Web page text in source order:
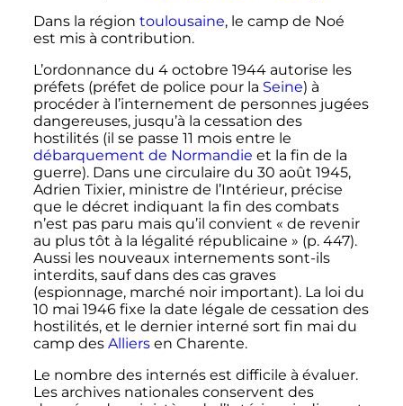
Dans la région toulousaine, le camp de Noé
est mis à contribution.
L’ordonnance du 4 octobre 1944 autorise les
préfets (préfet de police pour la Seine) à
procéder à l’internement de personnes jugées
dangereuses, jusqu’à la cessation des
hostilités (il se passe 11 mois entre le
débarquement de Normandie et la fin de la
guerre). Dans une circulaire du 30 août 1945,
Adrien Tixier, ministre de l’Intérieur, précise
que le décret indiquant la fin des combats
n’est pas paru mais qu’il convient « de revenir
au plus tôt à la légalité républicaine » (p. 447).
Aussi les nouveaux internements sont-ils
interdits, sauf dans des cas graves
(espionnage, marché noir important). La loi du
10 mai 1946fixe la date légale de cessation des
hostilités, et le dernier interné sort fin mai du
camp des Alliersen Charente.
Le nombre des internés est difficile à évaluer.
Les archives nationales conservent des